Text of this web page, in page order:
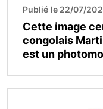
Publié le 22/07/
Cette image
congolais
est un